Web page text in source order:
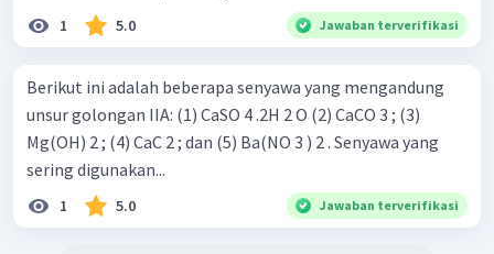
1 5.0 Jawaban terverifikasi
Berikut ini adalah beberapa senyawa yang mengandung
unsur golongan IIA: (1) CaSO 4 .2H 2 O (2) CaCO 3 ; (3)
Mg(OH) 2 ; (4) CaC 2 ; dan (5) Ba(NO 3 ) 2 . Senyawa yang
sering digunakan...
1 5.0 Jawaban terverifikasi